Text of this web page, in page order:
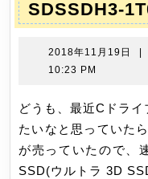
ョ
SDSSDH3-
2018年11月19日
月
19
10:23 PM
どうも、最近Cドライブの調子が悪い。 いつか買い換え
たいなと思っていた
が売っていたので、
SSD(ウルトラ 3D